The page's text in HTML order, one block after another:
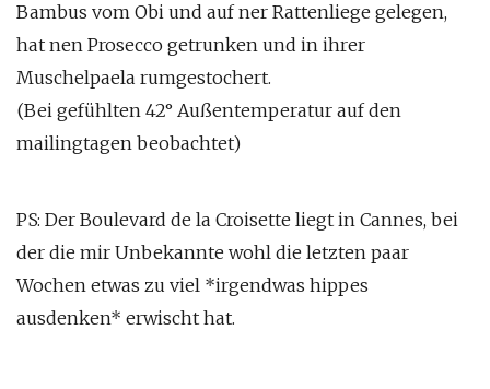
Bambus vom Obi und auf ner Rattenliege gelegen,
hat nen Prosecco getrunken und in ihrer
Muschelpaela rumgestochert.
(Bei gefühlten 42° Außentemperatur auf den
mailingtagen beobachtet)
PS: Der Boulevard de la Croisette liegt in Cannes, bei
der die mir Unbekannte wohl die letzten paar
Wochen etwas zu viel *irgendwas hippes
ausdenken* erwischt hat.